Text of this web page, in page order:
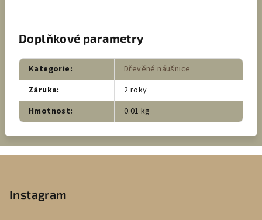
Doplňkové parametry
Kategorie:
Dřevěné náušnice
Záruka:
2 roky
Hmotnost: 0.01 kg
Instagram